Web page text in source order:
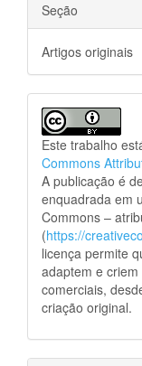
Seção
Artigos originais
Este trabalho
Commons
A publicação é
enquadrada em
Commons –
(https://
licença permite
adaptem e
comerciais,
criação original.